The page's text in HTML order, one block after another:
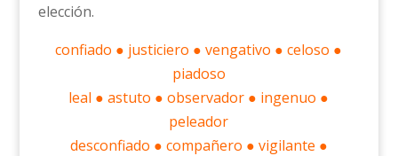
elección.
confiado ● justiciero ● vengativo ● celoso ●
piadoso
leal ● astuto ● observador ● ingenuo ●
peleador
desconfiado ● compañero ● vigilante ●